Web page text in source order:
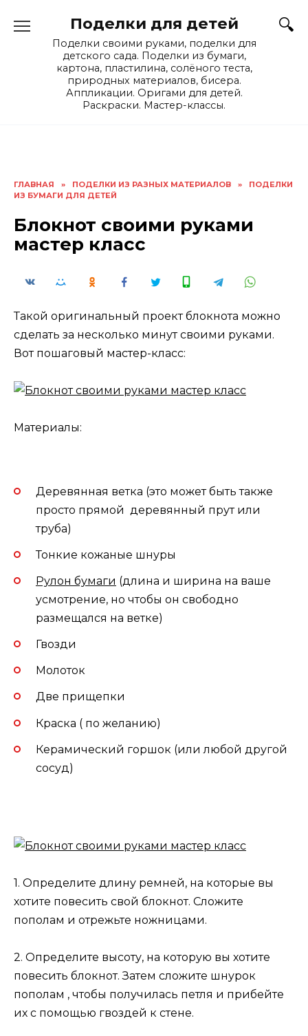
Поделки для детей
Поделки своими руками, поделки для
детского сада. Поделки из бумаги,
картона, пластилина, солёного теста,
природных материалов, бисера.
Аппликации. Оригами для детей.
Раскраски. Мастер-классы.
ГЛАВНАЯ » ПОДЕЛКИ ИЗ РАЗНЫХ МАТЕРИАЛОВ »
ПОДЕЛКИ
ИЗ БУМАГИ ДЛЯ ДЕТЕЙ
Блокнот своими руками
мастер класс
Такой оригинальный проект блокнота можно
сделать за несколько минут своими руками.
Вот пошаговый мастер-класс:
Материалы:
Деревянная ветка (это может быть также
просто прямой деревянный прут или
труба)
Тонкие кожаные шнуры
Рулон бумаги (длина и ширина на ваше
усмотрение, но чтобы он свободно
размещался на ветке)
Гвозди
Молоток
Две прищепки
Краска ( по желанию)
Керамический горшок (или любой другой
сосуд)
1. Определите длину ремней, на которые вы
хотите повесить свой блокнот. Сложите
пополам и отрежьте ножницами.
2. Определите высоту, на которую вы хотите
повесить блокнот. Затем сложите шнурок
пополам , чтобы получилась петля и прибейте
их с помощью гвоздей к стене.